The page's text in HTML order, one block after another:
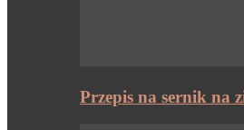
Przepis na sernik na